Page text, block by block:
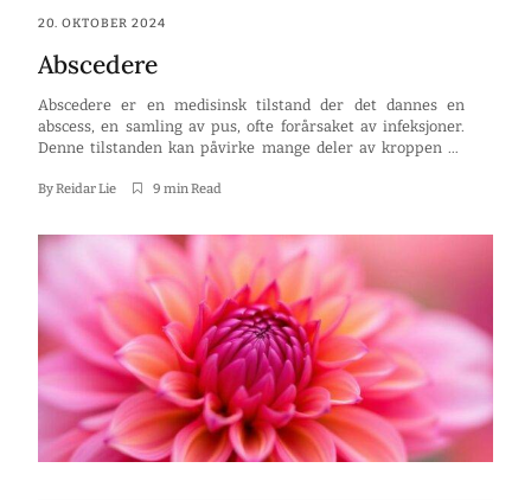
20. OKTOBER 2024
Abscedere
Abscedere er en medisinsk tilstand der det dannes en
abscess, en samling av pus, ofte forårsaket av infeksjoner.
Denne tilstanden kan påvirke mange deler av kroppen og
abscedere er, årsakene, symptomene, diagnostisering,
Nøkkelpunkter Abscedere er en tilstand hvor […]
ByReidar Lie 9 min Read